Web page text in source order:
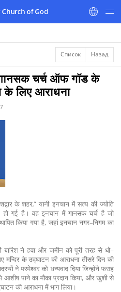
of God
Список Назад
चर्च ऑफ गॉड के
के लिए आराधना
के शहर,” यानी इनचान में सत्य की ज्योति
हो गई है। वह इनचान में गानसक चर्च है जो
किया गया है, जहां इनचान नगर–निगम का
ने हवा और जमीन को पूरी तरह से धो–
के उद्घाटन की आराधना तीसरे दिन की
ने परमेश्वर को धन्यवाद दिया जिन्होंने फसह
आशीष पाने का मौका प्रदान किया, और खुशी से
की आराधना में भाग लिया।